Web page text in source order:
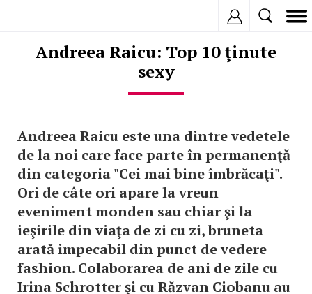
Andreea Raicu: Top 10 ţinute
sexy
Andreea Raicu este una dintre vedetele
de la noi care face parte în permanenţă
din categoria "Cei mai bine îmbrăcaţi".
Ori de câte ori apare la vreun
eveniment monden sau chiar şi la
ieşirile din viaţa de zi cu zi, bruneta
arată impecabil din punct de vedere
fashion. Colaborarea de ani de zile cu
Irina Schrotter şi cu Răzvan Ciobanu au